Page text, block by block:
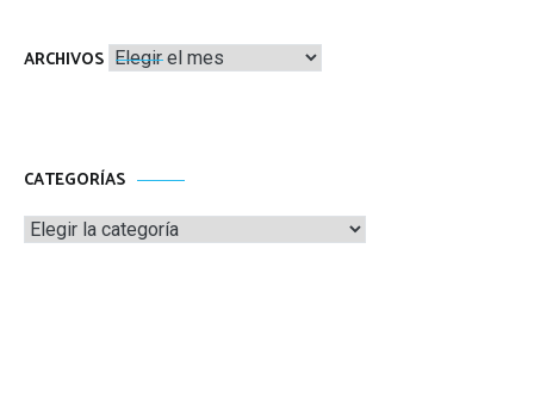
ARCHIVOS Archivos
CATEGORÍAS
Categorías